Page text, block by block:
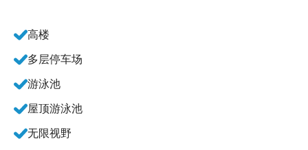
高楼
多层停车场
游泳池
屋顶游泳池
无限视野